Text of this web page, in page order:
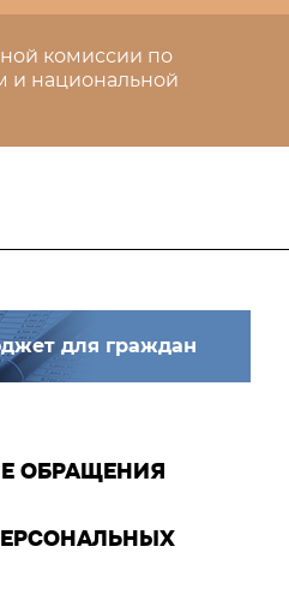
комиссии по
и национальной
для граждан
ОБРАЩЕНИЯ